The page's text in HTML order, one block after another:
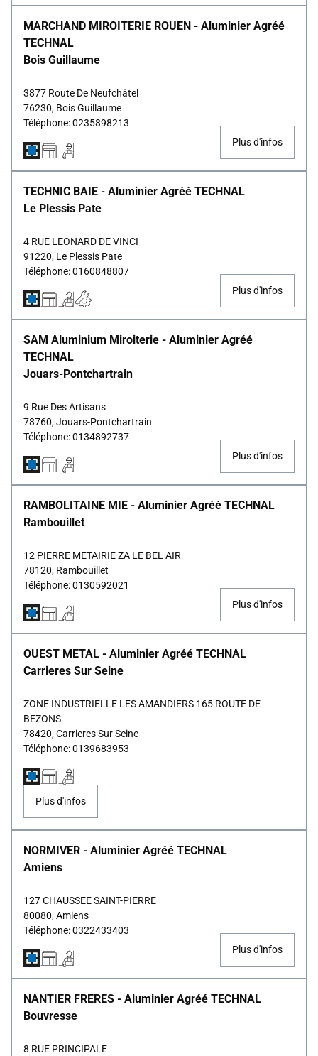
MARCHAND MIROITERIE ROUEN - Aluminier Agréé
TECHNAL
Bois Guillaume
3877 Route De Neufchâtel
76230, Bois Guillaume
Téléphone: 0235898213
Plus d'infos
TECHNIC BAIE - Aluminier Agréé TECHNAL
Le Plessis Pate
4 RUE LEONARD DE VINCI
91220, Le Plessis Pate
Téléphone: 0160848807
Plus d'infos
SAM Aluminium Miroiterie - Aluminier Agréé
TECHNAL
Jouars-Pontchartrain
9 Rue Des Artisans
78760, Jouars-Pontchartrain
Téléphone: 0134892737
Plus d'infos
RAMBOLITAINE MIE - Aluminier Agréé TECHNAL
Rambouillet
12 PIERRE METAIRIE ZA LE BEL AIR
78120, Rambouillet
Téléphone: 0130592021
Plus d'infos
OUEST METAL - Aluminier Agréé TECHNAL
Carrieres Sur Seine
ZONE INDUSTRIELLE LES AMANDIERS 165 ROUTE DE
BEZONS
78420, Carrieres Sur Seine
Téléphone: 0139683953
Plus d'infos
NORMIVER - Aluminier Agréé TECHNAL
Amiens
127 CHAUSSEE SAINT-PIERRE
80080, Amiens
Téléphone: 0322433403
Plus d'infos
NANTIER FRERES - Aluminier Agréé TECHNAL
Bouvresse
8 RUE PRINCIPALE